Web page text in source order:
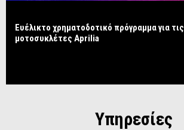
Ευέλικτο χρηματοδοτικό πρόγραμμα για τις
μοτοσυκλέτες Aprilia
Υπηρεσίες